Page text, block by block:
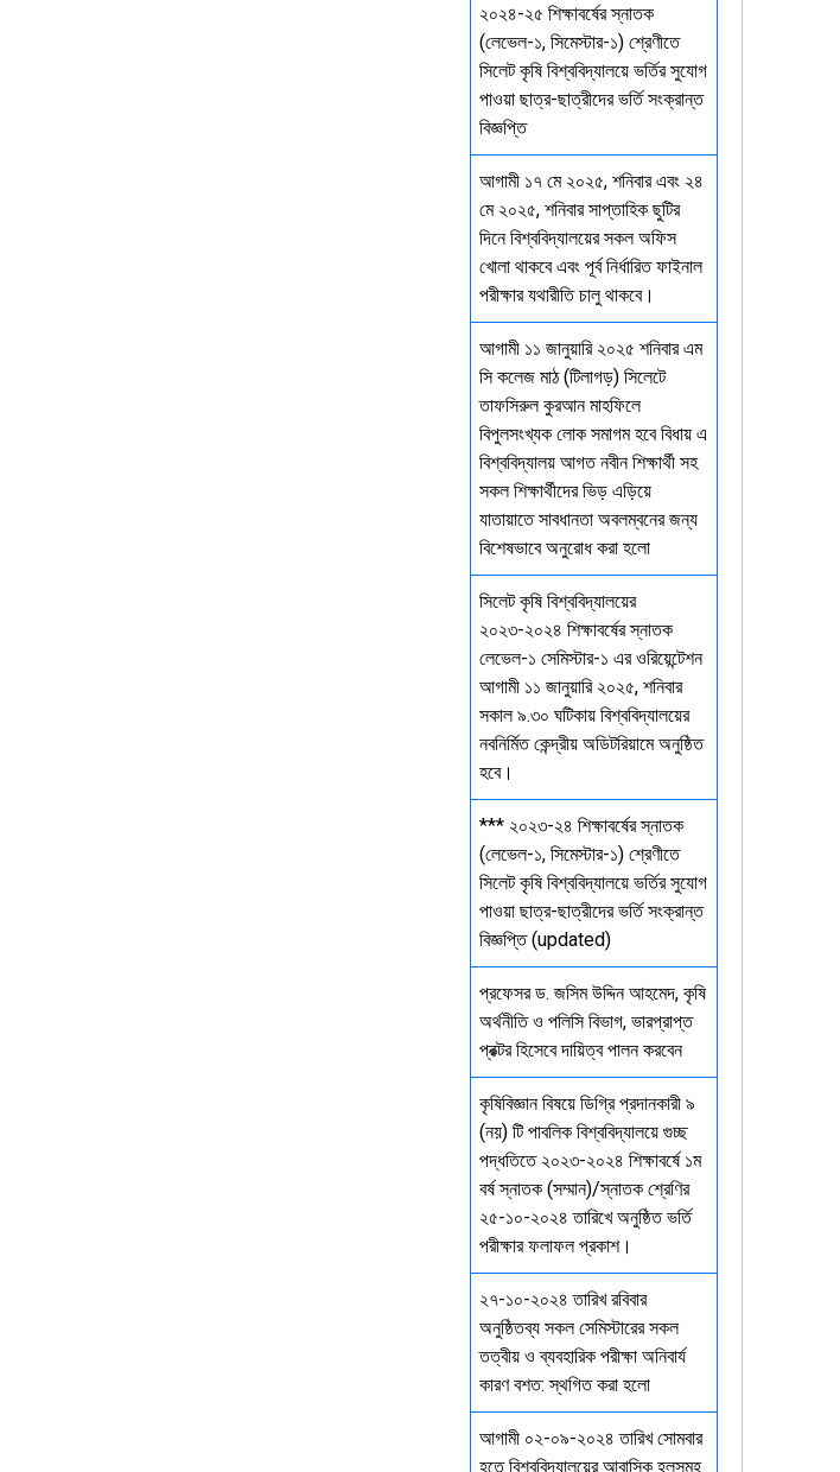
২০২৪-২৫ শিক্ষাবর্ষের স্নাতক
(লেভেল-১, সিমেস্টার-১) শ্রেণীতে
সিলেট কৃষি বিশ্ববিদ্যালয়ে ভর্তির সুযোগ
পাওয়া ছাত্র-ছাত্রীদের ভর্তি সংক্রান্ত
বিজ্ঞপ্তি
আগামী ১৭ মে ২০২৫, শনিবার এবং ২৪
মে ২০২৫, শনিবার সাপ্তাহিক ছুটির
দিনে বিশ্ববিদ্যালয়ের সকল অফিস
খোলা থাকবে এবং পূর্ব নির্ধারিত ফাইনাল
পরীক্ষার যথারীতি চালু থাকবে।
আগামী ১১ জানুয়ারি ২০২৫ শনিবার এম
সি কলেজ মাঠ (টিলাগড়) সিলেটে
তাফসিরুল কুরআন মাহফিলে
বিপুলসংখ্যক লোক সমাগম হবে বিধায় এ
বিশ্ববিদ্যালয় আগত নবীন শিক্ষার্থী সহ
সকল শিক্ষার্থীদের ভিড় এড়িয়ে
যাতায়াতে সাবধানতা অবলম্বনের জন্য
বিশেষভাবে অনুরোধ করা হলো
সিলেট কৃষি বিশ্ববিদ্যালয়ের
২০২৩-২০২৪ শিক্ষাবর্ষের স্নাতক
লেভেল-১ সেমিস্টার-১ এর ওরিয়েন্টেশন
আগামী ১১ জানুয়ারি ২০২৫, শনিবার
সকাল ৯.৩০ ঘটিকায় বিশ্ববিদ্যালয়ের
নবনির্মিত কেন্দ্রীয় অডিটরিয়ামে অনুষ্ঠিত
হবে।
*** ২০২৩-২৪ শিক্ষাবর্ষের স্নাতক
(লেভেল-১, সিমেস্টার-১) শ্রেণীতে
সিলেট কৃষি বিশ্ববিদ্যালয়ে ভর্তির সুযোগ
পাওয়া ছাত্র-ছাত্রীদের ভর্তি সংক্রান্ত
বিজ্ঞপ্তি (updated)
প্রফেসর ড. জসিম উদ্দিন আহমেদ, কৃষি
অর্থনীতি ও পলিসি বিভাগ, ভারপ্রাপ্ত
প্রক্টর হিসেবে দায়িত্ব পালন করবেন
কৃষিবিজ্ঞান বিষয়ে ডিগ্রি প্রদানকারী ৯
(নয়) টি পাবলিক বিশ্ববিদ্যালয়ে গুচ্ছ
পদ্ধতিতে ২০২৩-২০২৪ শিক্ষাবর্ষে ১ম
বর্ষ স্নাতক (সম্মান)/স্নাতক শ্রেণির
২৫-১০-২০২৪ তারিখে অনুষ্ঠিত ভর্তি
পরীক্ষার ফলাফল প্রকাশ।
২৭-১০-২০২৪ তারিখ রবিবার
অনুষ্ঠিতব্য সকল সেমিস্টারের সকল
তত্বীয় ও ব্যবহারিক পরীক্ষা অনিবার্য
কারণ বশত: স্থগিত করা হলো
আগামী ০২-০৯-২০২৪ তারিখ সোমবার
হতে বিশ্ববিদ্যালয়ের আবাসিক হলসমূহ